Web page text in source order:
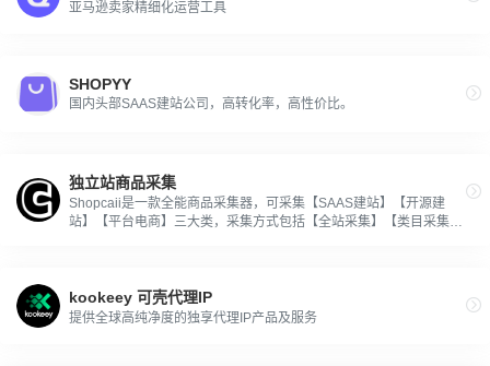
亚马逊卖家精细化运营工具
SHOPYY
国内头部SAAS建站公司，高转化率，高性价比。
独立站商品采集
Shopcaii是一款全能商品采集器，可采集【SAAS建站】【开源建
站】【平台电商】三大类，采集方式包括【全站采集】【类目采集】
kookeey 可壳代理IP
提供全球高纯净度的独享代理IP产品及服务